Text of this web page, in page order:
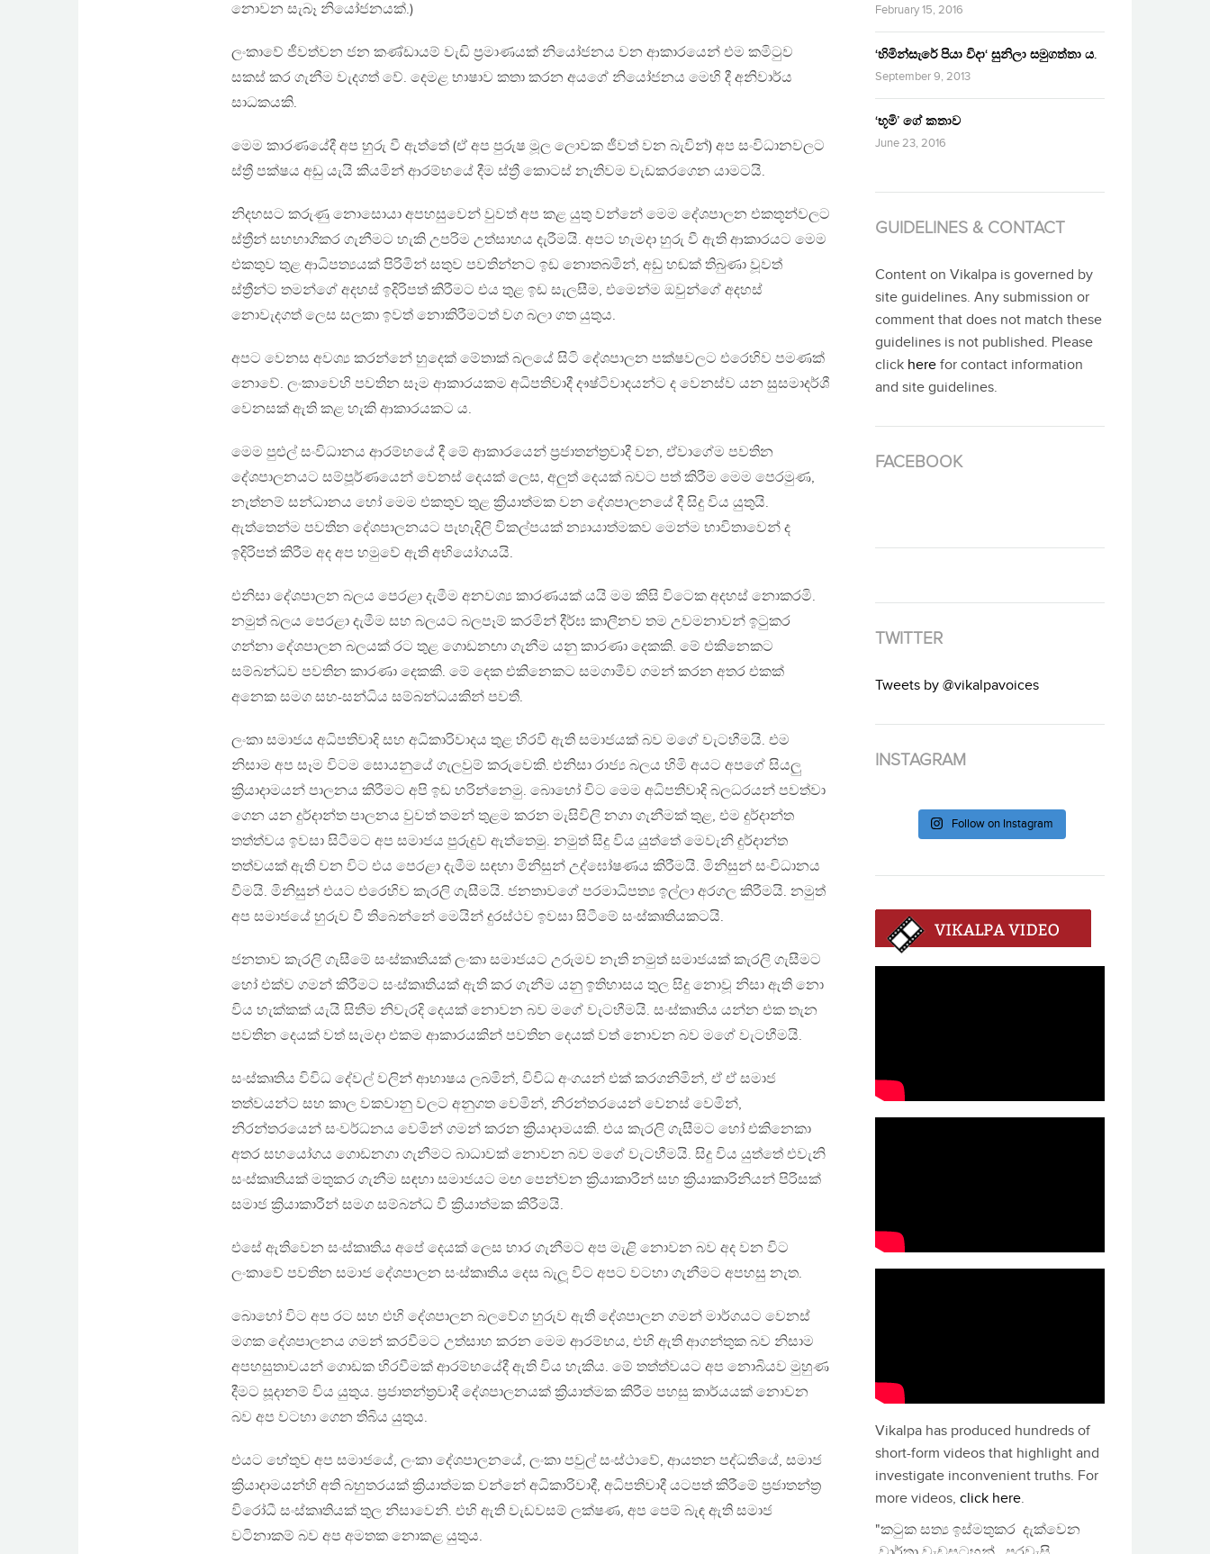
නොවන සැබෑ නියෝජනයක්.)
ලංකාවේ ජීවත්වන ජන කණ්ඩායම් වැඩි ප්‍රමාණයක් නියෝජනය වන ආකාරයෙන් එම කමිටුව
සකස් කර ගැනීම වැදගත් වේ. දෙමළ භාෂාව කතා කරන අයගේ නියෝජනය මෙහි දී අනිවාර්ය
සාධකයකි.
මෙම කාරණයේදී අප හුරු වී ඇත්තේ (ඒ අප පුරුෂ මූල ලොවක ජීවත් වන බැවින්) අප සංවිධානවලට
ස්ත්‍රී පක්ෂය අඩු යැයි කියමින් ආරම්භයේ දීම ස්ත්‍රී කොටස් නැතිවම වැඩකරගෙන යාමටයි.
නිදහසට කරුණු නොසොයා අපහසුවෙන් වුවත් අප කළ යුතු වන්නේ මෙම දේශපාලන එකතූන්වලට
ස්ත්‍රීන් සහභාගිකර ගැනීමට හැකි උපරිම උත්සාහය දැරීමයි. අපට හැමදා හුරු වී ඇති ආකාරයට මෙම
එකතුව තුළ ආධිපත්‍යයක් පිරිමින් සතුව පවතින්නට ඉඩ නොතබමින්, අඩු හඬක් තිබුණා වූවත්
ස්ත්‍රීන්ට තමන්ගේ අදහස් ඉදිරිපත් කිරීමට එය තුළ ඉඩ සැලසීම, එමෙන්ම ඔවුන්ගේ අදහස්
නොවැදගත් ලෙස සලකා ඉවත් නොකිරීමටත් වග බලා ගත යුතුය.
අපට වෙනස අවශ්‍ය කරන්නේ හුදෙක් මේතාක් බලයේ සිටි දේශපාලන පක්ෂවලට එරෙහිව පමණක්
නොවේ. ලංකාවෙහි පවතින සෑම ආකාරයකම අධිපතිවාදී දෟෂ්ටිවාදයන්ට ද වෙනස්ව යන සුසමාදර්ශී
වෙනසක් ඇති කළ හැකි ආකාරයකට ය.
මෙම පුළුල් සංවිධානය ආරම්භයේ දී මේ ආකාරයෙන් ‍ප්‍රජාතන්ත්‍රවාදී වන, ඒවාගේම පවතින
දේශපාලනයට සම්පූර්ණයෙන් වෙනස් දෙයක් ලෙස, අලුත් දෙයක් බවට පත් කිරීම මෙම පෙරමුණ,
නැත්නම් සන්ධානය හෝ මෙම එකතුව තුළ ක්‍රියාත්මක වන දේශපාලනයේ දී සිදු විය යුතුයි.
ඇත්තෙන්ම පවතින දේශපාලනයට පැහැදිලි විකල්පයක් න්‍යායාත්මකව මෙන්ම භාවිතාවෙන් ද
ඉදිරිපත් කිරීම අද අප හමුවේ ඇති අභියෝගයයි.
එනිසා දේශපාලන බලය පෙරළා දැමීම අනවශ්‍ය කාරණයක් යයි මම කිසි විටෙක අදහස් නොකරමි.
නමුත් බලය පෙරළා දැමීම සහ බලයට බලපෑම් කරමින් දීර්ඝ කාලීනව තම උවමනාවන් ඉටුකර
ගන්නා දේශපාලන බලයක් රට තුළ ගොඩනඟා ගැනීම යනු කාරණා දෙකකි. මේ එකිනෙකට
සම්බන්ධව පවතින කාරණා දෙකකි. මේ දෙක එකිනෙකට සමගාමීව ගමන් කරන අතර එකක්
අනෙක සමග සහ-සන්ධිය සම්බන්ධයකින් පවතී.
ලංකා සමාජය අධිපතිවාදි සහ අධිකාරිවාදය තුළ හිරවී ඇති සමාජයක් බව මගේ වැටහීමයි. එම
නිසාම අප සෑම විටම සොයනුයේ ගැලවුම් කරුවෙකි. එනිසා රාජ්‍ය බලය හිමි අයට අපගේ සියලු
ක්‍රියාදාමයන් පාලනය කිරීමට අපි ඉඩ හරින්නෙමු. බොහෝ විට මෙම අධිපතිවාදි බලධරයන් පවත්වා
ගෙන යන දුර්දාන්ත පාලනය වුවත් තමන් තුළම කරන මැසිවිලි නගා ගැනීමක් තුළ, එම දුර්දාන්ත
තත්ත්වය ඉවසා සිටීමට අප සමාජය පුරුදුව ඇත්තෙමු. නමුත් සිදු විය යුත්තේ මෙවැනි දුර්දාන්ත
තත්වයක් ඇති වන විට එය පෙරළා දැමීම සඳහා මිනිසුන් උද්ඝෝෂණය කිරීමයි. මිනිසුන් සංවිධානය
වීමයි. මිනිසුන් එයට එරෙහිව කැරලි ගැසීමයි. ජනතාවගේ පරමාධිපත්‍ය ඉල්ලා අරගල කිරීමයි. නමුත්
අප සමාජයේ හුරුව වී තිබෙන්නේ මෙයින් දුරස්ථව ඉවසා සිටීමේ සංස්කෘතියකටයි.
ජනතාව කැරලි ගැසීමේ සංස්කෘතියක් ලංකා සමාජයට උරුමව නැති නමුත් සමාජයක් කැරලි ගැසීමට
හෝ එක්ව ගමන් කිරීමට සංස්කෘතියක් ඇති කර ගැනීම යනු ඉතිහාසය තුල සිදු නොවූ නිසා ඇති නො
විය හැක්කක් යැයි සිතීම නිවැරදි දෙයක් නොවන බව මගේ වැටහීමයි. සංස්කෘතිය යන්න එක තැන
පවතින දෙයක් වත් සැමදා එකම ආකාරයකින් පවතින දෙයක් වත් නොවන බව මගේ වැටහීමයි.
සංස්කෘතිය විවිධ දේවල් වලින් ආභාෂය ලබමින්, විවිධ අංගයන් එක් කරගනිමින්, ඒ ඒ සමාජ
තත්වයන්ට සහ කාල වකවානු වලට අනුගත වෙමින්, නිරන්තරයෙන් වෙනස් වෙමින්,
නිරන්තරයෙන් සංවර්ධනය වෙමින් ගමන් කරන ක්‍රියාදාමයකි. එය කැරලි ගැසීමට හෝ එකිනෙකා
අතර සහයෝගය ගොඩනගා ගැනීමට බාධාවක් නොවන බව මගේ වැටහීමයි. සිදු විය යුත්තේ එවැනි
සංස්කෘතියක් මතුකර ගැනීම සඳහා සමාජයට මඟ පෙන්වන ක්‍රියාකාරීන් සහ ක්‍රියාකාරිනියන් පිරිසක්
සමාජ ක්‍රියාකාරීන් සමග සම්බන්ධ වී ක්‍රියාත්මක කිරීමයි.
එසේ ඇතිවෙන සංස්කෘතිය අපේ දෙයක් ලෙස භාර ගැනීමට අප මැළි නොවන බව අද වන විට
ලංකාවේ පවතින සමාජ දේශපාලන සංස්කෘතිය දෙස බැලූ විට අපට වටහා ගැනීමට අපහසු නැත.
බොහෝ විට අප රට සහ එහි දේශපාලන බලවේග හුරුව ඇති දේශපාලන ගමන් මාර්ගයට වෙනස්
මගක දේශපාලනය ගමන් කරවීමට උත්සාහ කරන මෙම ආරම්භය, එහි ඇති ආගන්තුක බව නිසාම
අපහසුතාවයන් ගොඩක හිරවීමක් ආරම්භයේදී ඇති විය හැකිය. මේ තත්ත්වයට අප නොබියව මුහුණ
දීමට සූදානම් විය යුතුය. ප්‍රජාතන්ත්‍රවාදී දේශපාලනයක් ක්‍රියාත්මක කිරීම පහසු කාර්යයක් නොවන
බව අප වටහා ගෙන තිබිය යුතුය.
එයට හේතුව අප සමාජයේ, ලංකා දේශපාලනයේ, ලංකා පවුල් සංස්ථාවේ, ආයතන පද්ධතියේ, සමාජ
ක්‍රියාදාමයන්හි අති බහුතරයක් ක්‍රියාත්මක වන්නේ අධිකාරිවාදී, අධිපතිවාදී යටපත් කිරීමේ ප්‍රජාතන්ත්‍ර
විරෝධී සංස්කෘතියක් තුල නිසාවෙනි. එහි ඇති වැඩවසම් ලක්ෂණ, අප පෙම් බැඳ ඇති සමාජ
වටිනාකම් බව අප අමතක නොකළ යුතුය.
February 15, 2016
‘හිමින්සැරේ පියා විදා‘ සුනිලා සමුගත්තා ය.
September 9, 2013
‘භූමි’ ගේ කතාව
June 23, 2016
GUIDELINES & CONTACT
Content on Vikalpa is governed by
site guidelines. Any submission or
comment that does not match these
guidelines is not published. Please
click here for contact information
and site guidelines.
FACEBOOK
TWITTER
Tweets by @vikalpavoices
INSTAGRAM
Follow on Instagram
Vikalpa has produced hundreds of
short-form videos that highlight and
investigate inconvenient truths. For
more videos, click here.
"කටුක සත්‍ය ඉස්මතුකර දැක්වෙන